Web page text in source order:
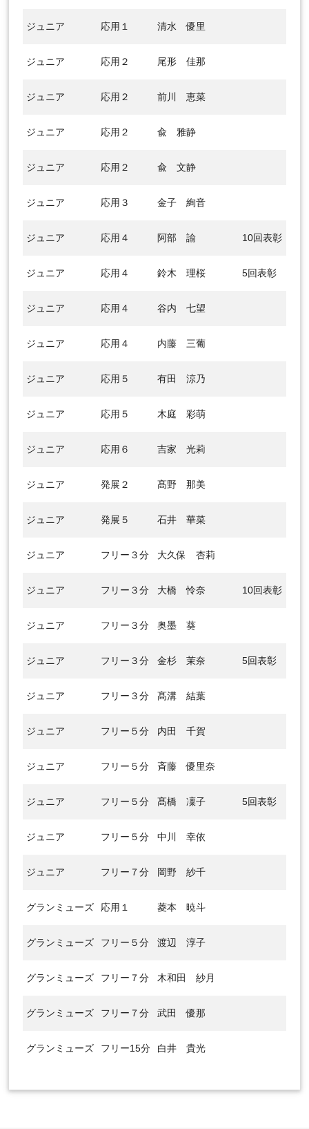
ジュニア 応用１ 清水 優里
ジュニア 応用２ 尾形 佳那
ジュニア 応用２ 前川 恵菜
ジュニア 応用２ 兪 雅静
ジュニア 応用２ 兪 文静
ジュニア 応用３ 金子 絢音
ジュニア 応用４ 阿部 諭 10回表彰
ジュニア 応用４ 鈴木 理桜 5回表彰
ジュニア 応用４ 谷内 七望
ジュニア 応用４ 内藤 三葡
ジュニア 応用５ 有田 涼乃
ジュニア 応用５ 木庭 彩萌
ジュニア 応用６ 吉家 光莉
ジュニア 発展２ 髙野 那美
ジュニア 発展５ 石井 華菜
ジュニア フリー３分 大久保 杏莉
ジュニア フリー３分 大橋 怜奈 10回表彰
ジュニア フリー３分 奥墨 葵
ジュニア フリー３分 金杉 茉奈 5回表彰
ジュニア フリー３分 髙溝 結葉
ジュニア フリー５分 内田 千賀
ジュニア フリー５分 斉藤 優里奈
ジュニア フリー５分 髙橋 凜子 5回表彰
ジュニア フリー５分 中川 幸依
ジュニア フリー７分 岡野 紗千
グランミューズ 応用１ 菱本 暁斗
グランミューズ フリー５分 渡辺 淳子
グランミューズ フリー７分 木和田 紗月
グランミューズ フリー７分 武田 優那
グランミューズ フリー15分 白井 貴光